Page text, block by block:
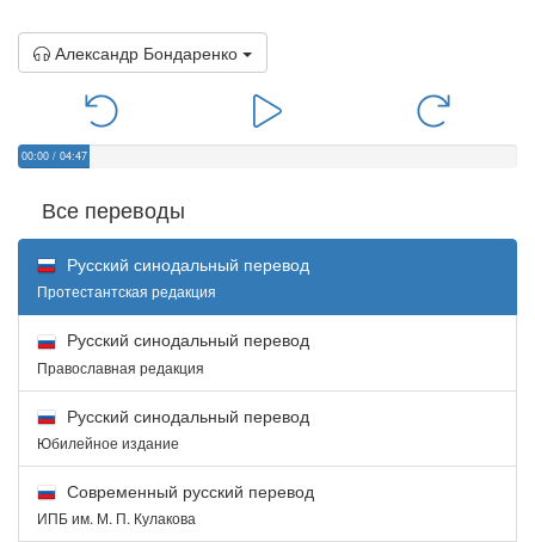
Александр Бондаренко
00:00 / 04:47
Все переводы
Русский синодальный перевод
Протестантская редакция
Русский синодальный перевод
Православная редакция
Русский синодальный перевод
Юбилейное издание
Современный русский перевод
ИПБ им. М. П. Кулакова